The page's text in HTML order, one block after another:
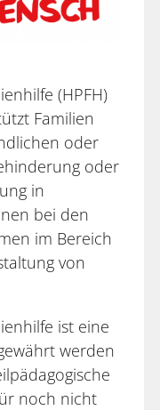
(HPFH)
Familien
oder
oder
in
bei den
im Bereich
von
ist eine
werden
noch nicht